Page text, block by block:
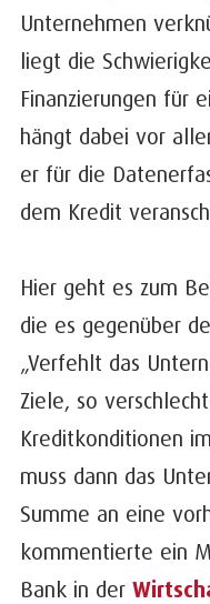
Unternehmen
liegt die
Finanzierungen für
hängt dabei vor
er für die
dem Kredit
Hier geht es zum
die es gegenüber
„Verfehlt das
Ziele, so
Kreditkonditionen
muss dann das
Summe an eine
kommentierte ein
Bank in der